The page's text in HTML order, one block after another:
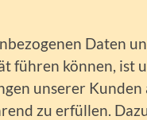
Daten
führen können, ist
unserer
zu erfüllen.